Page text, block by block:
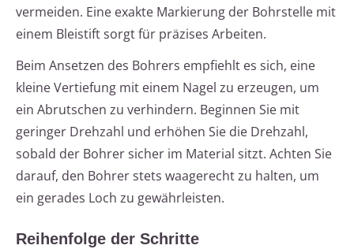
vermeiden. Eine exakte Markierung der Bohrstelle mit
einem Bleistift sorgt für präzises Arbeiten.
Beim Ansetzen des Bohrers empfiehlt es sich, eine
kleine Vertiefung mit einem Nagel zu erzeugen, um
ein Abrutschen zu verhindern. Beginnen Sie mit
geringer Drehzahl und erhöhen Sie die Drehzahl,
sobald der Bohrer sicher im Material sitzt. Achten Sie
darauf, den Bohrer stets waagerecht zu halten, um
ein gerades Loch zu gewährleisten.
Reihenfolge der Schritte